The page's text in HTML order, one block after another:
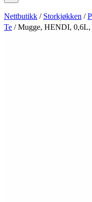
Nettbutikk / Storkjøkken /
Te / Mugge, HENDI, 0,6L,